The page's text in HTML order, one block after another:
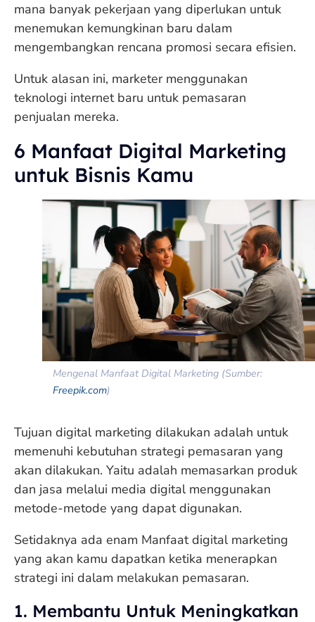
mana banyak pekerjaan yang diperlukan untuk
menemukan kemungkinan baru dalam
mengembangkan rencana promosi secara efisien.
Untuk alasan ini, marketer menggunakan
teknologi internet baru untuk pemasaran
penjualan mereka.
6 Manfaat Digital Marketing
untuk Bisnis Kamu
Mengenal Manfaat Digital Marketing (Sumber:
Freepik.com)
Tujuan digital marketing dilakukan adalah untuk
memenuhi kebutuhan strategi pemasaran yang
akan dilakukan. Yaitu adalah memasarkan produk
dan jasa melalui media digital menggunakan
metode-metode yang dapat digunakan.
Setidaknya ada enam Manfaat digital marketing
yang akan kamu dapatkan ketika menerapkan
strategi ini dalam melakukan pemasaran.
1. Membantu Untuk Meningkatkan